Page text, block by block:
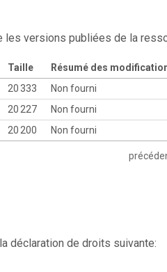
les versions publiées de la
Taille Résumé des
20 333
Non fourni
20 227
Non fourni
20 200 Non fourni
déclaration de droits suivante: